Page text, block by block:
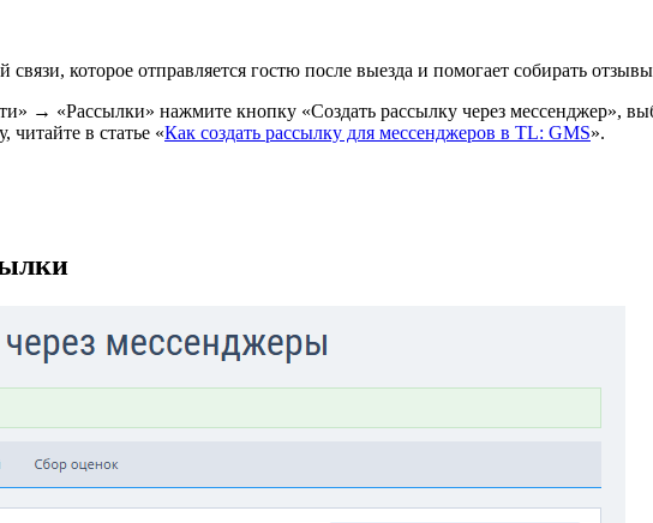
которое отправляется гостю после выезда и помогает собирать
→ «Рассылки» нажмите кнопку «Создать рассылку через мессенджер»,
читайте в статье «Как создать рассылку для мессенджеров в TL: GMS».